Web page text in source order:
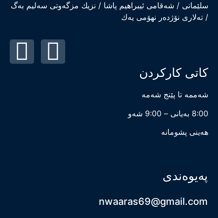
سلێمانی / شەقامی ئیبراهیم پاشا / نزیك مزگەوتی سەلیم بەگ
/ تەلاری نۆژدەر نهۆمی یەك
کاتی کارکردن
شەممە تا پێنج شەمە
8:00 بەیانی – 9:00 شەو
هەینی پشومانە
پەیوەندی
nwaaras69@gmail.com